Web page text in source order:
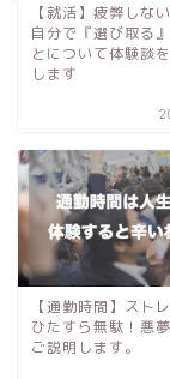
【就活】疲弊しな
自分で『選び取る
とについて体験談
します
【通勤時間】スト
ひたすら無駄！悪
ご説明します。